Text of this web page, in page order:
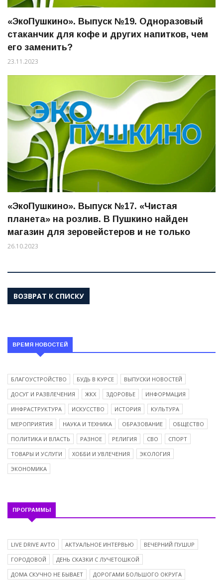
«ЭкоПушкино». Выпуск №19. Одноразовый
стаканчик для кофе и других напитков, чем
его заменить?
23.11.2023
«ЭкоПушкино». Выпуск №17. «Чистая
планета» на розлив. В Пушкино найден
магазин для зеровейстеров и не только
26.10.2023
ВОЗВРАТ К СПИСКУ
ВРЕМЯ НОВОСТЕЙ
БЛАГОУСТРОЙСТВО БУДЬ В КУРСЕ
ВЫПУСКИ НОВОСТЕЙ
ДОСУГ И РАЗВЛЕЧЕНИЯ
ЖКХ ЗДОРОВЬЕ
ИНФОРМАЦИЯ
ИНФРАСТРУКТУРА
ИСКУССТВО ИСТОРИЯ
КУЛЬТУРА
МЕРОПРИЯТИЯ
НАУКА И ТЕХНИКА ОБРАЗОВАНИЕ
ОБЩЕСТВО
ПОЛИТИКА И ВЛАСТЬ
РАЗНОЕ РЕЛИГИЯ СВО
СПОРТ
ТОВАРЫ И УСЛУГИ
ХОББИ И УВЛЕЧЕНИЯ
ЭКОЛОГИЯ
ЭКОНОМИКА
ПРОГРАММЫ
LIVE DRIVE AVTO АКТУАЛЬНОЕ ИНТЕРВЬЮ
ВЕЧЕРНИЙ ПУШUP
ГОРОДОВОЙ
ДЕНЬ СКАЗКИ С ЛУЧЕТОШКОЙ
ДОМА СКУЧНО НЕ БЫВАЕТ
ДОРОГАМИ БОЛЬШОГО ОКРУГА